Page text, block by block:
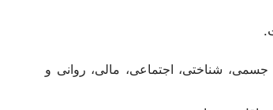
جسمی، شناختی، اجتماعی، مالی، روانی و